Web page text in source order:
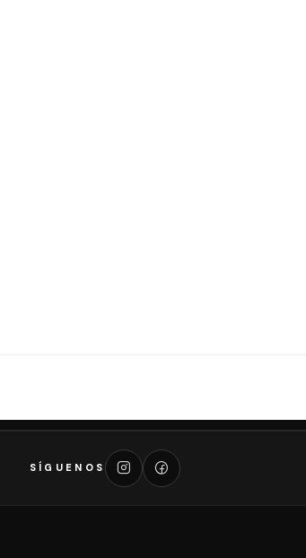
SÍGUENOS